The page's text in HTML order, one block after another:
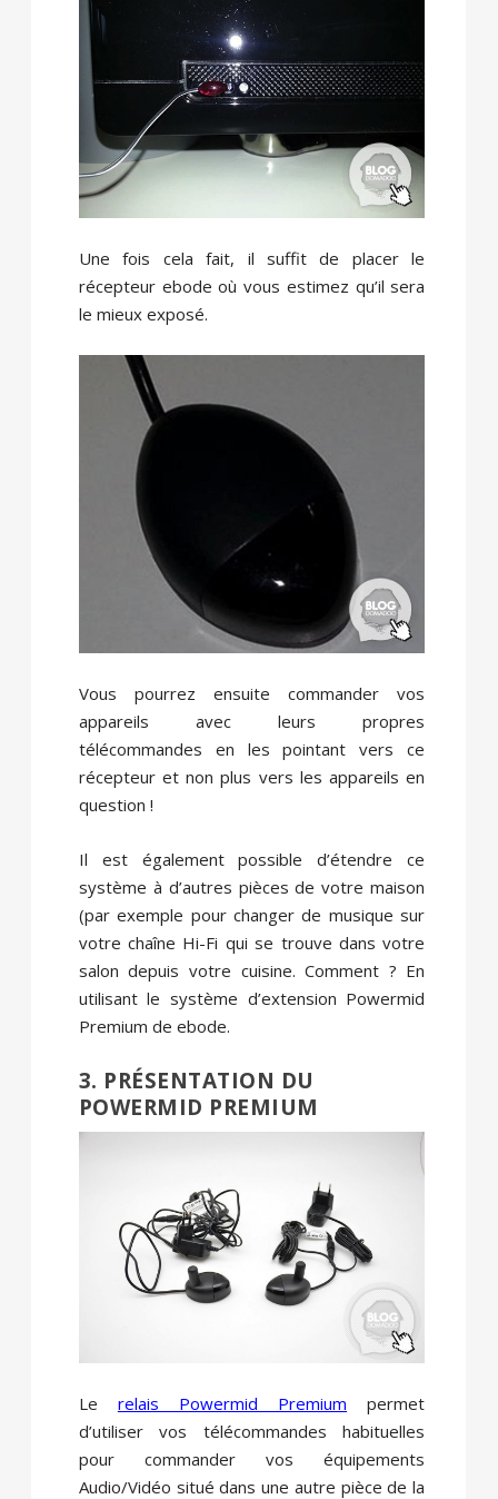
Une fois cela fait, il suffit de placer le
récepteur ebode où vous estimez qu’il sera
le mieux exposé.
Vous pourrez ensuite commander vos
appareils avec leurs propres
télécommandes en les pointant vers ce
récepteur et non plus vers les appareils en
question !
Il est également possible d’étendre ce
système à d’autres pièces de votre maison
(par exemple pour changer de musique sur
votre chaîne Hi-Fi qui se trouve dans votre
salon depuis votre cuisine. Comment ? En
utilisant le système d’extension Powermid
Premium de ebode.
3. PRÉSENTATION DU
POWERMID PREMIUM
Le relais Powermid Premium permet
d’utiliser vos télécommandes habituelles
pour commander vos équipements
Audio/Vidéo situé dans une autre pièce de la